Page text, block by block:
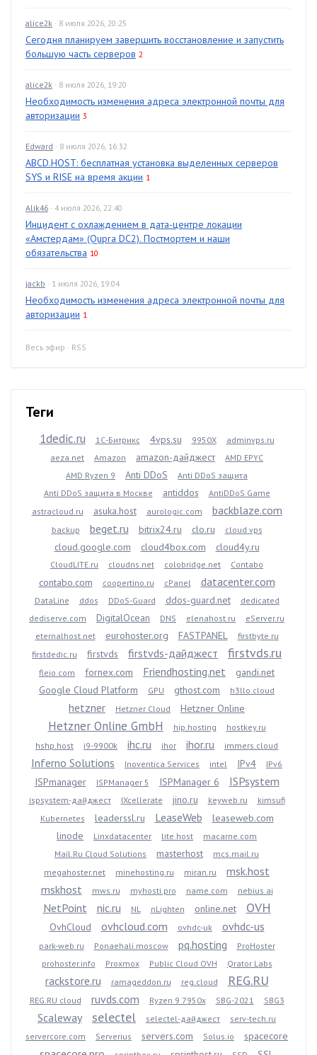
alice2k · 8 июля 2026, 20:25
Сегодня планируем завершить восстановление и запустить
большую часть серверов 2
alice2k · 8 июля 2026, 19:20
Необходимость изменения адреса электронной почты для
авторизации 3
Edward · 8 июля 2026, 16:32
ABCD.HOST: бесплатная установка выделенных серверов
SYS и RISE на время акции 1
Alik46 · 4 июля 2026, 22:40
Инцидент с охлаждением в дата-центре локации
«Амстердам» (Qupra DC2). Постмортем и наши
обязательства 10
jackb · 1 июля 2026, 19:04
Необходимость изменения адреса электронной почты для
авторизации 1
Весь эфир · RSS
Теги
1dedic.ru 1С-Битрикс 4vps.su 9950X
adminvps.ru
aeza.net
Amazon amazon-дайджест
AMD EPYC
AMD Ryzen 9
Anti DDoS
Anti DDoS защита
Anti DDoS защита в Москве
antiddos
AntiDDoS Game
astracloud.ru
asuka.host aurologic.com backblaze.com
backup beget.ru bitrix24.ru clo.ru cloud vps
cloud.google.com cloud4box.com cloud4y.ru
CloudLITE.ru cloudns.net colobridge.net Contabo
contabo.com coopertino.ru cPanel datacenter.com
DataLine ddos DDoS-Guard ddos-guard.net
dedicated
dediserve.com
DigitalOcean DNS elenahost.ru
eServer.ru
eternalhost.net
eurohoster.org FASTPANEL
firstbyte.ru
firstdedic.ru
firstvds firstvds-дайджест firstvds.ru
fleio.com fornex.com Friendhosting.net
gandi.net
Google Cloud Platform
GPU gthost.com h3llo.cloud
hetzner Hetzner Cloud Hetzner Online
Hetzner Online GmbH hip.hosting
hostkey.ru
hshp.host
i9-9900k ihc.ru ihor ihor.ru immers.cloud
Inferno Solutions Inoventica Services intel IPv4 IPv6
ISPmanager ISPManager 5 ISPManager 6 ISPsystem
ispsystem-дайджест IXcellerate jino.ru keyweb.ru
kimsufi
Kubernetes
leaderssl.ru LeaseWeb
leaseweb.com
linode
Linxdatacenter lite.host
macarne.com
Mail.Ru Cloud Solutions
masterhost
mcs.mail.ru
megahoster.net
minehosting.ru miran.ru
msk.host
mskhost
mws.ru myhosti.pro name.com nebius.ai
NetPoint nic.ru NL nLighten online.net OVH
OvhCloud ovhcloud.com ovhdc-uk ovhdc-us
park-web.ru Ponaehali.moscow pq.hosting
ProHoster
prohoster.info
Proxmox Public Cloud OVH Qrator Labs
rackstore.ru ramageddon.ru reg.cloud REG.RU
REG.RU cloud ruvds.com Ryzen 9 7950x SBG-2021 SBG3
Scaleway selectel selectel-дайджест
serv-tech.ru
servercore.com
Serverius servers.com Solus.io spacecore